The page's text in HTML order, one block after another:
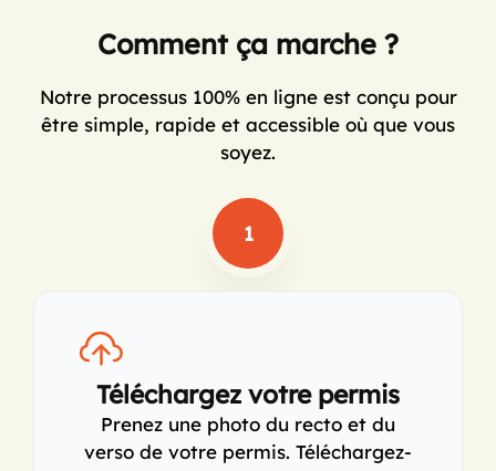
Comment ça marche ?
Notre processus 100% en ligne est conçu pour
être simple, rapide et accessible où que vous
soyez.
1
Téléchargez votre permis
Prenez une photo du recto et du
verso de votre permis. Téléchargez-